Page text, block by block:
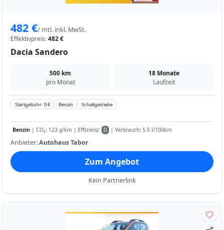
482 €/ mtl. inkl. MwSt.
Effektivpreis:482 €
Dacia Sandero
500 km
pro Monat
18 Monate
Laufzeit
Startgebühr: 0 € Benzin Schaltgetriebe
Benzin | CO₂: 123 g/km | Effizienz: D | Verbrauch: 5.5 l/100km
Anbieter:Autohaus Tabor
Zum Angebot
Kein Partnerlink